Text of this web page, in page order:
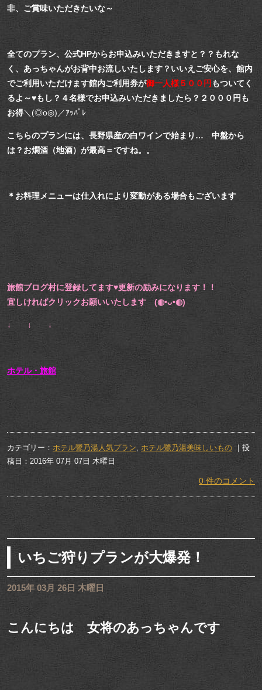
非、ご賞味いただきたいな～
全てのプラン、公式HPからお申込みいただきますと？？もれな
く、あっちゃんがお背中お流しいたします？ いいえご安心を、館内
でご利用いただけます館内ご利用券が御一人様５００円 もついてく
るよ～♥もし？４名様でお申込みいただきましたら？２０００円も
お得＼(◎o◎)／ｱｯﾊﾟﾚ
こちらのプランには、長野県産の白ワインで始まり… 中盤から
は？お燗酒（地酒）が最高＝ですね。。
＊お料理メニューは仕入れにより変動がある場合もございます
旅館ブログ村に登録してます♥更新の励みになります！！
宜しければクリックお願いいたします (◍•ᴗ•◍)
↓ ↓ ↓
ホテル・旅館
カテゴリー： ホテル鷺乃湯人気プラン, ホテル鷺乃湯美味しいもの ｜投
稿日：2016年 07月 07日 木曜日
0 件のコメント
いちご狩りプランが大爆発！
2015年 03月 26日 木曜日
こんにちは 女将のあっちゃんです